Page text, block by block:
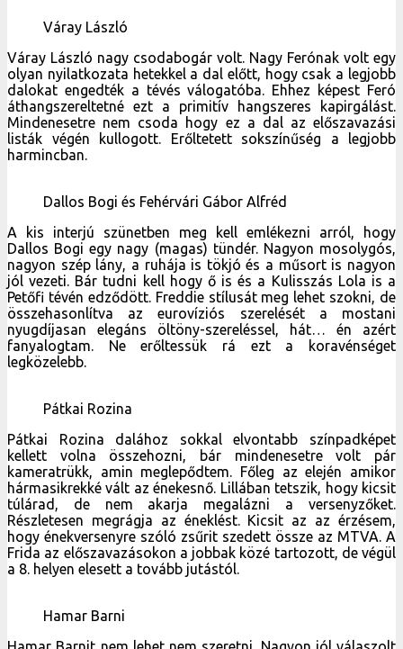
Dallos Bogi és Fehérvári Gábor Alfréd
A kis interjú szünetben meg kell emlékezni arról, hogy
Dallos Bogi egy nagy (magas) tündér. Nagyon mosolygós,
nagyon szép lány, a ruhája is tökjó és a műsort is nagyon
jól vezeti. Bár tudni kell hogy ő is és a Kulisszás Lola is a
Petőfi tévén edződött. Freddie stílusát meg lehet szokni, de
összehasonlítva az eurovíziós szerelését a mostani
fanyalogtam. Ne erőltessük rá ezt a koravénséget
Pátkai Rozina
Pátkai Rozina dalához sokkal elvontabb színpadképet
kellett volna összehozni, bár mindenesetre volt pár
kameratrükk, amin meglepődtem. Főleg az elején amikor
hármasikrekké vált az énekesnő. Lillában tetszik, hogy kicsit
túlárad, de nem akarja megalázni a versenyzőket.
Részletesen megrágja az éneklést. Kicsit az az érzésem,
Frida az előszavazásokon a jobbak közé tartozott, de végül
Hamar Barni
Hamar Barnit nem lehet nem szeretni. Nagyon jól válaszolt
az interjús kérdéseinkre. Nagyon jó hangszíne van, a
korához képest idősebb, öblösebb. Jópofák voltak a
grafikai trükkök a képernyőn, de sajnos lehetett látni hogy
meg volt szeppenve a színpadon. Én nem érzem hogy
túlvállalta volna magát, de remélem hogy máskor is
láthatjuk majd a további munkáit.